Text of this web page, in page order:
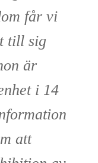
får vi
till sig
är
i 14
att